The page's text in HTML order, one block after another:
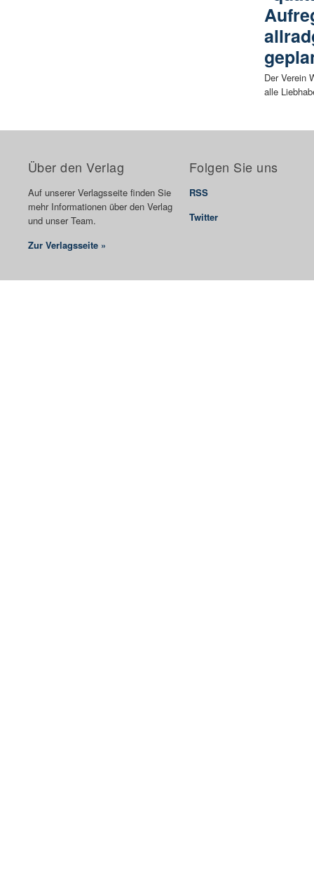
Der Verein
alle
Über den Verlag
Auf unserer Verlagsseite finden Sie
mehr Informationen über den Verlag
und unser Team.
Zur Verlagsseite »
Folgen Sie uns
RSS
Twitter